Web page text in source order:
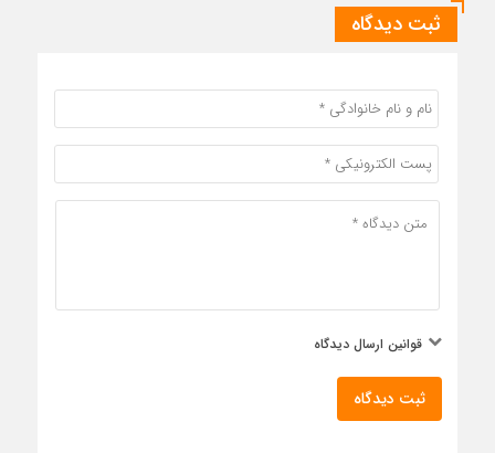
ثبت دیدگاه
قوانین ارسال دیدگاه
ثبت دیدگاه